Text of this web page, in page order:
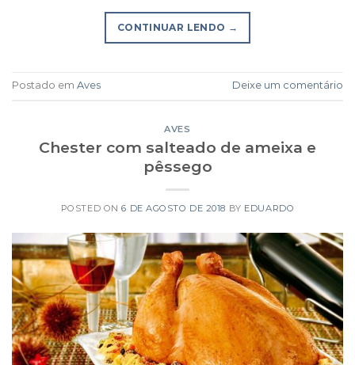
CONTINUAR LENDO →
Postado em Aves Deixe um comentário
AVES
Chester com salteado de ameixa e
pêssego
POSTED ON6 DE AGOSTO DE 2018 BY EDUARDO